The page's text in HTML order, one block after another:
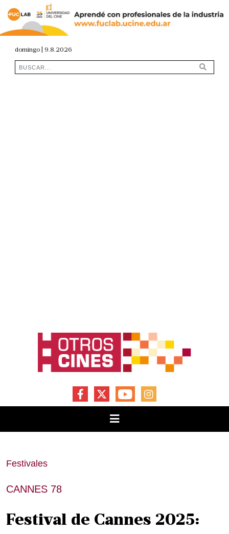
domingo | 9.8.2026
FACEBOOKYOUTUBEINSTAGRAM
Festivales
CANNES 78
Festival de Cannes 2025: